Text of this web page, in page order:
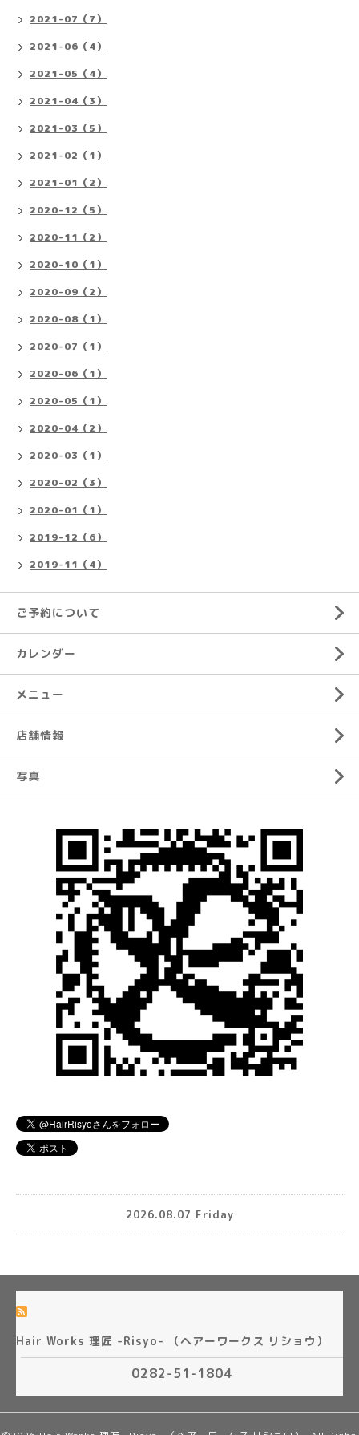
2021-07（7）
2021-06（4）
2021-05（4）
2021-04（3）
2021-03（5）
2021-02（1）
2021-01（2）
2020-12（5）
2020-11（2）
2020-10（1）
2020-09（2）
2020-08（1）
2020-07（1）
2020-06（1）
2020-05（1）
2020-04（2）
2020-03（1）
2020-02（3）
2020-01（1）
2019-12（6）
2019-11（4）
ご予約について
カレンダー
メニュー
店舗情報
写真
2026.08.07 Friday
Hair Works 理匠 -Risyo- （ヘアーワークス リショウ）
0282-51-1804